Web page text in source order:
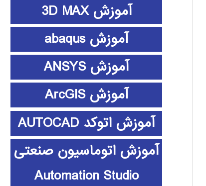
آموزش 3D MAX
آموزش abaqus
آموزش ANSYS
آموزش ArcGIS
آموزش اتوکد AUTOCAD
آموزش اتوماسیون صنعتی
Automation Studio